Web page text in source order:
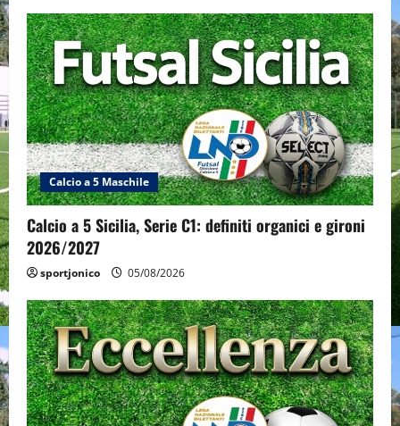
Calcio a 5 Maschile
Calcio a 5 Sicilia, Serie C1: definiti organici e gironi
2026/2027
sportjonico 05/08/2026